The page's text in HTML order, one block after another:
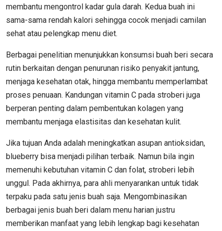
membantu mengontrol kadar gula darah. Kedua buah ini
sama-sama rendah kalori sehingga cocok menjadi camilan
sehat atau pelengkap menu diet.
Berbagai penelitian menunjukkan konsumsi buah beri secara
rutin berkaitan dengan penurunan risiko penyakit jantung,
menjaga kesehatan otak, hingga membantu memperlambat
proses penuaan. Kandungan vitamin C pada stroberi juga
berperan penting dalam pembentukan kolagen yang
membantu menjaga elastisitas dan kesehatan kulit.
Jika tujuan Anda adalah meningkatkan asupan antioksidan,
blueberry bisa menjadi pilihan terbaik. Namun bila ingin
memenuhi kebutuhan vitamin C dan folat, stroberi lebih
unggul. Pada akhirnya, para ahli menyarankan untuk tidak
terpaku pada satu jenis buah saja. Mengombinasikan
berbagai jenis buah beri dalam menu harian justru
memberikan manfaat yang lebih lengkap bagi kesehatan